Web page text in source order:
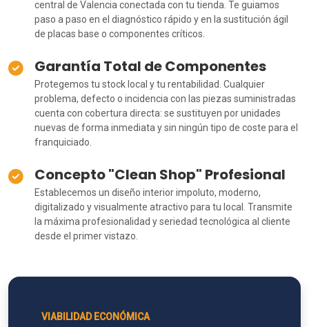
central de Valencia conectada con tu tienda. Te guiamos
paso a paso en el diagnóstico rápido y en la sustitución ágil
de placas base o componentes críticos.
Garantía Total de Componentes
Protegemos tu stock local y tu rentabilidad. Cualquier
problema, defecto o incidencia con las piezas suministradas
cuenta con cobertura directa: se sustituyen por unidades
nuevas de forma inmediata y sin ningún tipo de coste para el
franquiciado.
Concepto "Clean Shop" Profesional
Establecemos un diseño interior impoluto, moderno,
digitalizado y visualmente atractivo para tu local. Transmite
la máxima profesionalidad y seriedad tecnológica al cliente
desde el primer vistazo.
VIABILIDAD ECONÓMICA